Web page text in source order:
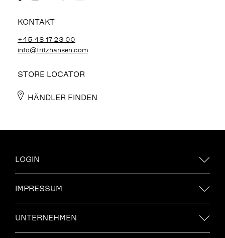
KONTAKT
+45 48 17 23 00
info@fritzhansen.com
STORE LOCATOR
HÄNDLER FINDEN
LOGIN
IMPRESSUM
UNTERNEHMEN